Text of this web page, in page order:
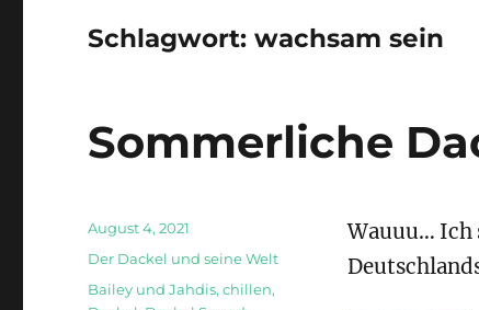
Schlagwort:wachsam sein
Sommerliche
Wauuu… Ich
Veröffentlicht
August 4, 2021
Kategorien
Der Dackel und seine Welt
Schlagwörter
Bailey und Jahdis,chillen,